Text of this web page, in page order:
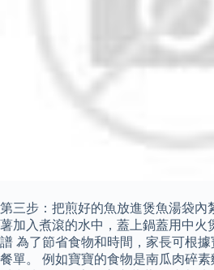
第三步：把煎好的魚放進煲魚湯袋內
薯加入煮滾的水中，蓋上鍋蓋用中火
譜 為了節省食物和時間，家長可根
餐單。 例如寶寶的食物是南瓜肉碎